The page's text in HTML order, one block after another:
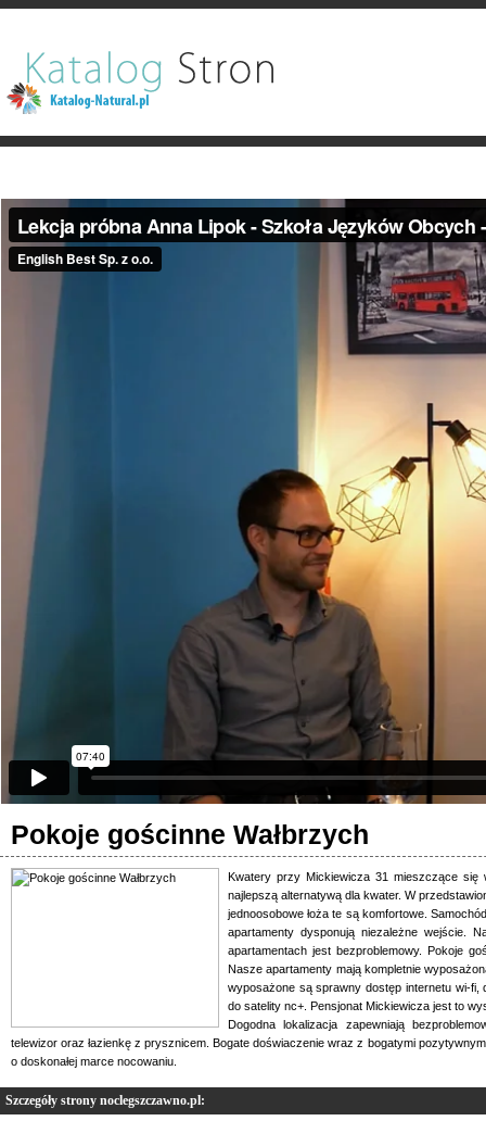
Pokoje gościnne Wałbrzych
Kwatery przy Mickiewicza 31 mieszczące
najlepszą alternatywą dla kwater. W
jednoosobowe łoża te są komfortowe.
apartamenty dysponują niezależne wejście.
apartamentach jest bezproblemowy. Pokoje
Nasze apartamenty mają kompletnie
wyposażone są sprawny dostęp internetu wi-fi,
do satelity nc+. Pensjonat Mickiewicza jest to
Dogodna lokalizacja zapewniają
telewizor oraz łazienkę z prysznicem. Bogate doświaczenie wraz z bogatymi
o doskonałej marce nocowaniu.
Szczegóły strony noclegszczawno.pl: